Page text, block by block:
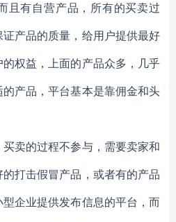
且有自营产品，所有的买卖过
产品的质量，给用户提供最好
权益，上面的产品众多，几乎
产品，平台基本是靠佣金和头
卖的过程不参与，需要卖家和
打击假冒产品，或者有的产品
企业提供发布信息的平台，而